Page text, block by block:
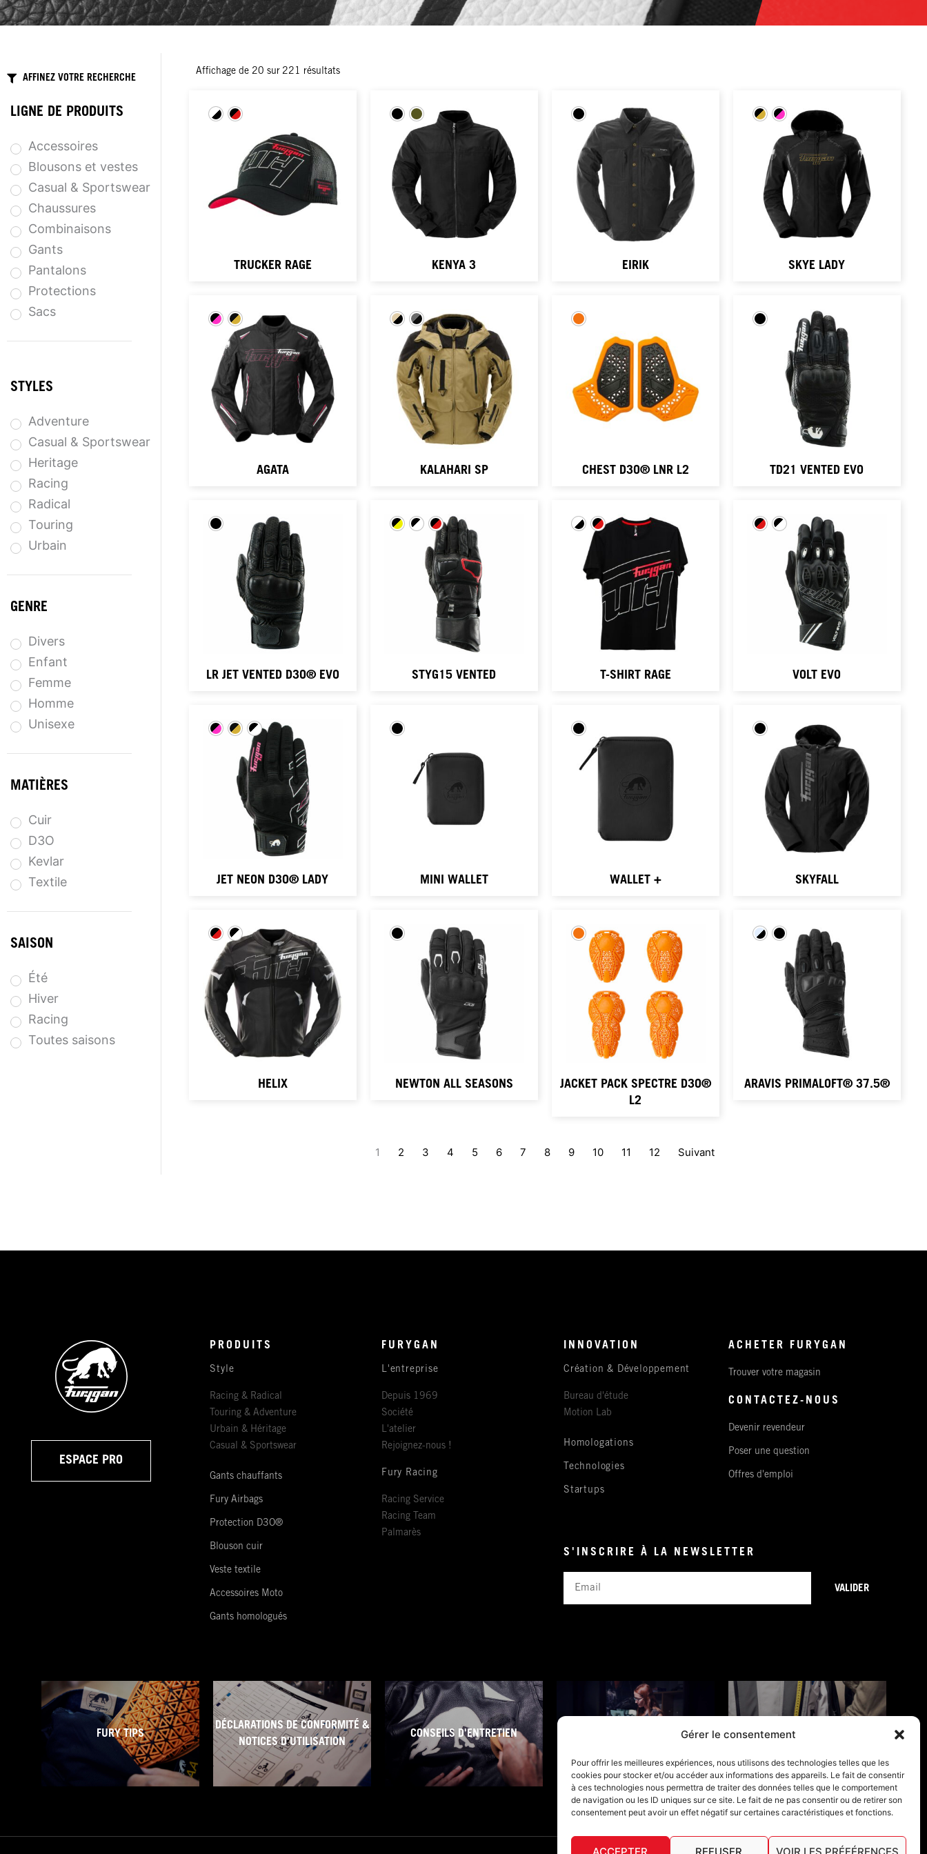
Gérer le consentement
Pour offrir les meilleures expériences, nous utilisons des technologies telles que les
cookies pour stocker et/ou accéder aux informations des appareils. Le fait de consentir
à ces technologies nous permettra de traiter des données telles que le comportement
de navigation ou les ID uniques sur ce site. Le fait de ne pas consentir ou de retirer son
consentement peut avoir un effet négatif sur certaines caractéristiques et fonctions.
ACCEPTER REFUSER VOIR LES PRÉFÉRENCES
AFFINEZ VOTRE RECHERCHE
LIGNE DE PRODUITS
Accessoires
Blousons et vestes
Casual & Sportswear
Chaussures
Combinaisons
Gants
Pantalons
Protections
Sacs
STYLES
Adventure
Casual & Sportswear
Heritage
Racing
Radical
Touring
Urbain
GENRE
Divers
Enfant
Femme
Homme
Unisexe
MATIÈRES
Cuir
D3O
Kevlar
Textile
SAISON
Été
Hiver
Racing
Toutes saisons
Affichage de 20 sur 221 résultats
TRUCKER RAGE KENYA 3 EIRIK SKYE LADY
AGATA KALAHARI SP CHEST D3O® LNR L2 TD21 VENTED EVO
LR JET VENTED D3O® EVO STYG15 VENTED T-SHIRT RAGE VOLT EVO
JET NEON D3O® LADY MINI WALLET WALLET + SKYFALL
HELIX NEWTON ALL SEASONS
JACKET PACK SPECTRE D3O®
L2
ARAVIS PRIMALOFT® 37.5®
1 2 3 4 5 6 7 8 9 10 11 12 Suivant
ESPACE PRO
PRODUITS
Style
Racing & Radical
Touring & Adventure
Urbain & Héritage
Casual & Sportswear
Gants chauffants
Fury Airbags
Protection D3O®
Blouson cuir
Veste textile
Accessoires Moto
Gants homologués
FURYGAN
L'entreprise
Depuis 1969
Société
L'atelier
Rejoignez-nous !
Fury Racing
Racing Service
Racing Team
Palmarès
INNOVATION
Création & Développement
Bureau d'étude
Motion Lab
Homologations
Technologies
Startups
ACHETER FURYGAN
Trouver votre magasin
CONTACTEZ-NOUS
Devenir revendeur
Poser une question
Offres d'emploi
S'INSCRIRE À LA NEWSLETTER
VALIDER
FURY TIPS
DÉCLARATIONS DE CONFORMITÉ &
NOTICES D'UTILISATION
CONSEILS D'ENTRETIEN CONDITIONS DE GARANTIE GUIDES TAILLES